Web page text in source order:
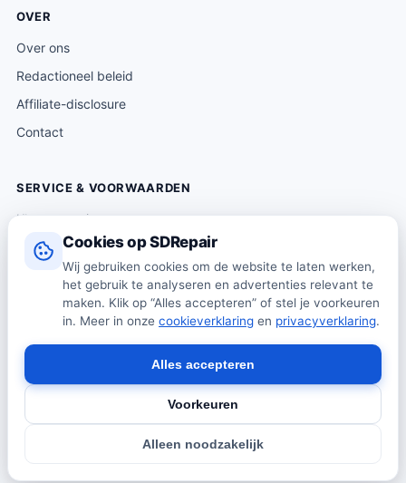
Cookies op SDRepair
Wij gebruiken cookies om de website te laten werken,
het gebruik te analyseren en advertenties relevant te
maken. Klik op “Alles accepteren” of stel je voorkeuren
in. Meer in onze cookieverklaring en privacyverklaring.
Alleen noodzakelijk
Voorkeuren
Alles accepteren
OVER
Over ons
Redactioneel beleid
Affiliate-disclosure
Contact
SERVICE & VOORWAARDEN
Klantenservice
Verzending & levering
Retourneren
Algemene voorwaarden
verkopen zelf geen producten · Alle prijzen onder voorbehoud.